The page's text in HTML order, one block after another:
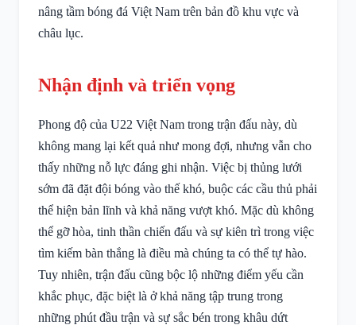
nâng tầm bóng đá Việt Nam trên bản đồ khu vực và
châu lục.
Nhận định và triển vọng
Phong độ của U22 Việt Nam trong trận đấu này, dù
không mang lại kết quả như mong đợi, nhưng vẫn cho
thấy những nỗ lực đáng ghi nhận. Việc bị thủng lưới
sớm đã đặt đội bóng vào thế khó, buộc các cầu thủ phải
thể hiện bản lĩnh và khả năng vượt khó. Mặc dù không
thể gỡ hòa, tinh thần chiến đấu và sự kiên trì trong việc
tìm kiếm bàn thắng là điều mà chúng ta có thể tự hào.
Tuy nhiên, trận đấu cũng bộc lộ những điểm yếu cần
khắc phục, đặc biệt là ở khả năng tập trung trong
những phút đầu trận và sự sắc bén trong khâu dứt